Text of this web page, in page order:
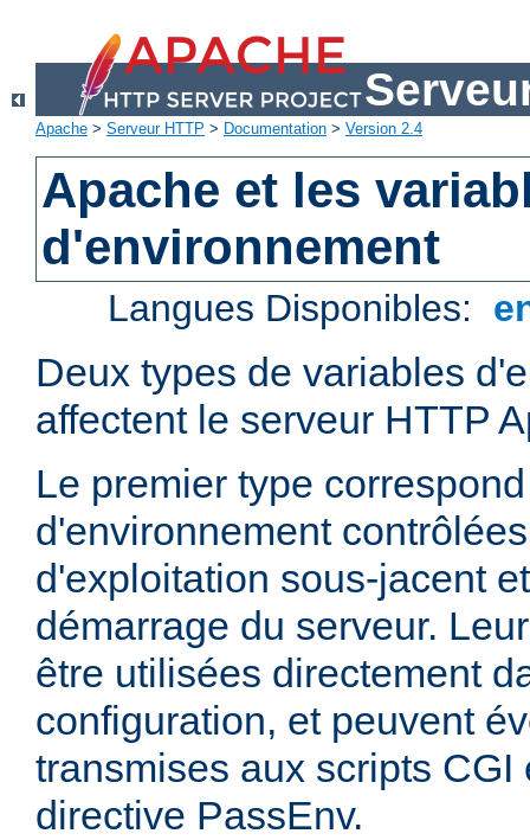
Apache > Serveur HTTP > Documentation > Version 2.4
Apache et les
d'environnement
Langues Disponibles:
Deux types de variables
affectent le serveur HTTP
Le premier type
d'environnement
d'exploitation sous-jacent
démarrage du serveur.
être utilisées directement
configuration, et peuvent
transmises aux scripts CGI
directive PassEnv.